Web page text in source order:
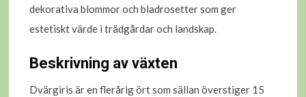
dekorativa blommor och bladrosetter som ger
estetiskt värde i trädgårdar och landskap.
Beskrivning av växten
Dvärgiris är en flerårig ört som sällan överstiger 15